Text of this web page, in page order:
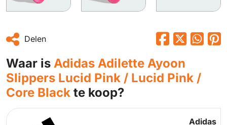
Delen
Waar is Adidas Adilette Ayoon
Slippers Lucid Pink / Lucid Pink /
Core Black te koop?
Adidas